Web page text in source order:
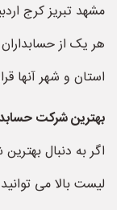
مشهد تبریز کرج
هر یک از
استان و شهر آنها
بهترین شرکت
اگر به دنبال
لیست بالا می